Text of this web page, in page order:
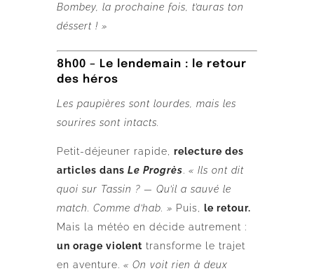
Bombey, la prochaine fois, t’auras ton
déssert ! »
8h00 – Le lendemain : le retour
des héros
Les paupières sont lourdes, mais les
sourires sont intacts.
Petit-déjeuner rapide, relecture des
articles dans Le Progrès « Ils ont dit
quoi sur Tassin ? — Qu’il a sauvé le
match. Comme d’hab. » Puis,
le retour.
Mais la météo en décide autrement :
un orage violent transforme le trajet
en aventure. « On voit rien à deux